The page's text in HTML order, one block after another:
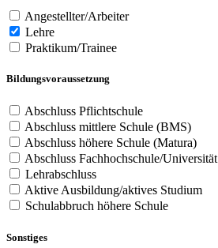
Angestellter/Arbeiter
Lehre
Praktikum/Trainee
Bildungsvoraussetzung
Abschluss Pflichtschule
Abschluss mittlere Schule (BMS)
Abschluss höhere Schule (Matura)
Abschluss Fachhochschule/Universität
Lehrabschluss
Aktive Ausbildung/aktives Studium
Schulabbruch höhere Schule
Sonstiges